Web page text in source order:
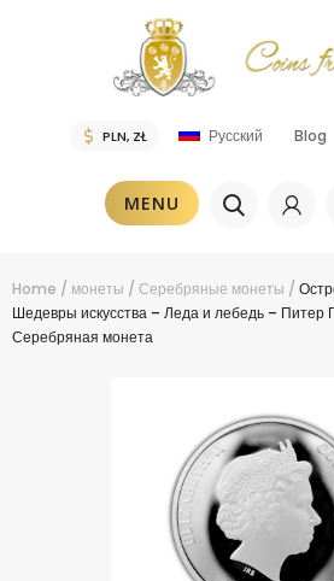
Русский Blog
MENU
Home / монеты / Серебряные монеты /
Шедевры искусства – Леда и лебедь – Питер
Серебряная монета